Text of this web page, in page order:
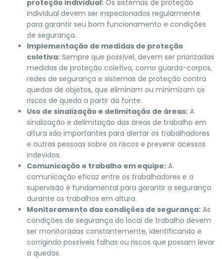
proteção individual: Os sistemas de proteção
individual devem ser inspecionados regularmente
para garantir seu bom funcionamento e condições
de segurança.
Implementação de medidas de proteção
coletiva: Sempre que possível, devem ser priorizadas
medidas de proteção coletiva, como guarda-corpos,
redes de segurança e sistemas de proteção contra
quedas de objetos, que eliminam ou minimizam os
riscos de queda a partir da fonte.
Uso de sinalização e delimitação de áreas: A
sinalização e delimitação das áreas de trabalho em
altura são importantes para alertar os trabalhadores
e outras pessoas sobre os riscos e prevenir acessos
indevidos.
Comunicação e trabalho em equipe: A
comunicação eficaz entre os trabalhadores e a
supervisão é fundamental para garantir a segurança
durante os trabalhos em altura.
Monitoramento das condições de segurança: As
condições de segurança do local de trabalho devem
ser monitoradas constantemente, identificando e
corrigindo possíveis falhas ou riscos que possam levar
a quedas.